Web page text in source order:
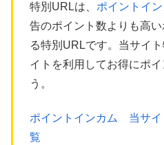
特別URLは、 ポイントイン
告のポイント数よりも高
る特別URLです。当サイ
イトを利用してお得にポ
う。
ポイントインカム 当サイ
覧